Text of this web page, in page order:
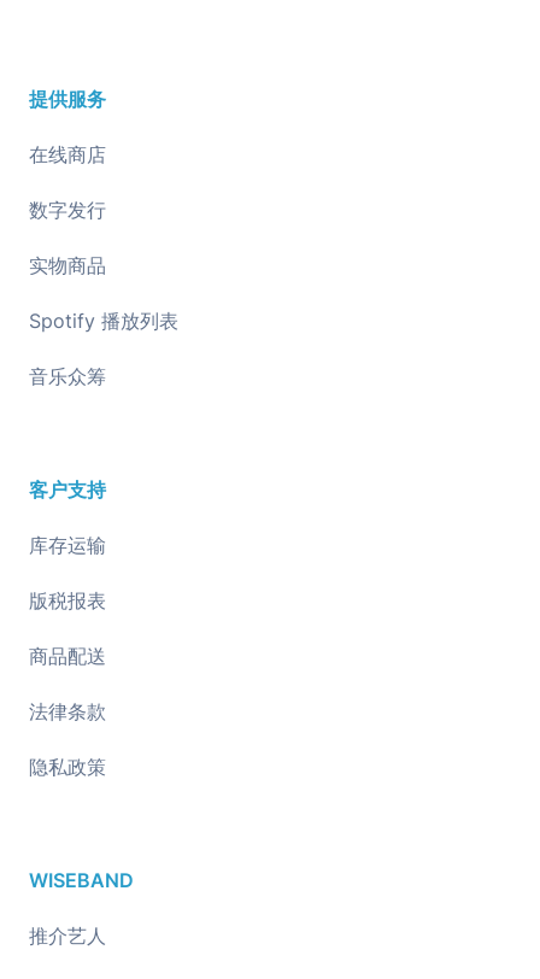
提供服务
在线商店
数字发行
实物商品
Spotify 播放列表
音乐众筹
客户支持
库存运输
版税报表
商品配送
法律条款
隐私政策
WISEBAND
推介艺人